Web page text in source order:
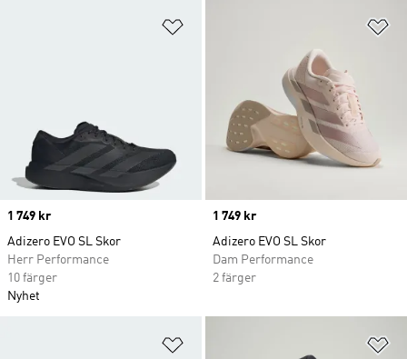
Price
1 749 kr
Adizero EVO SL Skor
Herr Performance
10 färger
Nyhet
Price
1 749 kr
Adizero EVO SL Skor
Dam Performance
2 färger